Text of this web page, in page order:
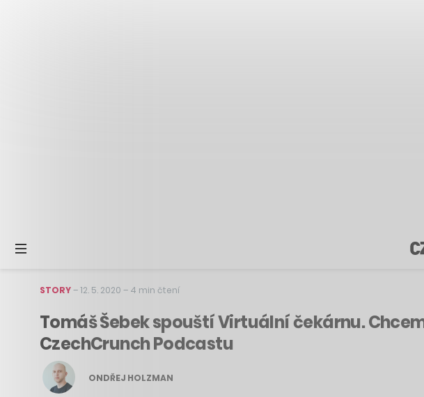
STORY–12. 5. 2020 – 4 min čtení
Tomáš Šebek spouští Virtuální čekárnu.
CzechCrunch Podcastu
ONDŘEJ HOLZMAN